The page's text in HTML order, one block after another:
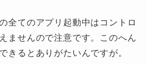
全てのアプリ起動中はコントロ
ませんので注意です。このへん
きるとありがたいんですが。